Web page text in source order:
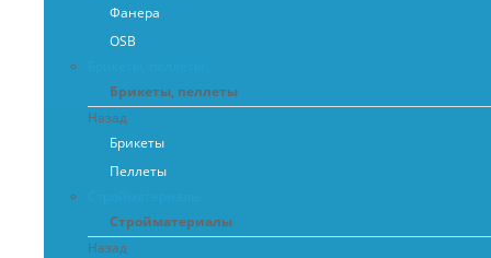
Фанера
OSB
Брикеты, пеллеты
Назад
Брикеты
Пеллеты
Стройматериалы
Назад